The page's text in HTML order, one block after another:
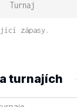
Turnaj
zápasy.
turnajích